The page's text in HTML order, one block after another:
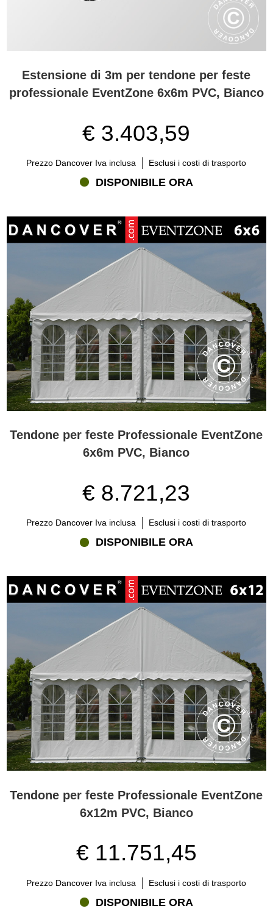
Estensione di 3m per tendone per feste
professionale EventZone 6x6m PVC, Bianco
€ 3.403,59
Prezzo Dancover Iva inclusa Esclusi i costi di trasporto
DISPONIBILE ORA
Tendone per feste Professionale EventZone
6x6m PVC, Bianco
€ 8.721,23
Prezzo Dancover Iva inclusa Esclusi i costi di trasporto
DISPONIBILE ORA
Tendone per feste Professionale EventZone
6x12m PVC, Bianco
€ 11.751,45
Prezzo Dancover Iva inclusa Esclusi i costi di trasporto
DISPONIBILE ORA